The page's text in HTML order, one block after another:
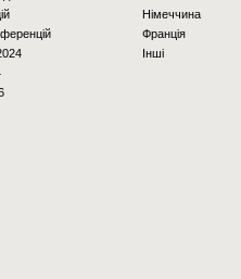
Німеччина
Франція
Інші